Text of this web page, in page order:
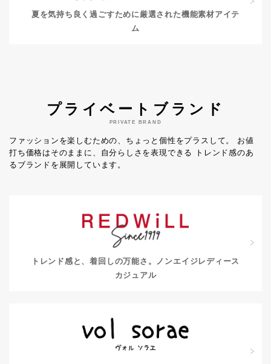
夏を気持ち良く過ごすために 厳選された機能素材アイテ
ム
プライベートブランド
PRIVATE BRAND
ファッションを楽しむための、ちょっと個性をプラスして。
お値
打ち価格はそのままに、自分らしさを表現できる
トレンド感のあ
るブランドを展開しています。
トレンド感と、着回しの万能さ。
ノンエイジレディース
カジュアル